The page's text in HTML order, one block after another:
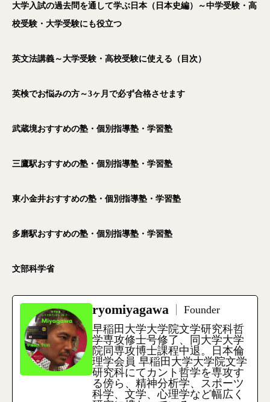
大学入試の過去問を通して学ぶ日本（日本史編）～中学受験・高
校受験・大学受験にも役立つ
英文法講義～大学受験・高校受験に使える（目次）
英検でお悩みの方～3ヶ月で必ず合格させます
武蔵境おすすめの塾・個別指導塾・学習塾
三鷹駅おすすめの塾・個別指導塾・学習塾
東小金井おすすめの塾・個別指導塾・学習塾
多磨駅おすすめの塾・個別指導塾・学習塾
文部科学省
ryomiyagawa
Founder
早稲田大学大学院文学研究科哲
学専攻修士号修了、同大学大学
院同専攻博士課程中退。日本倫
理学会員 早稲田大学大学院文学
研究科にてカント哲学を専攻す
る傍ら、精神分析学、スポーツ
科学、文学、心理学など幅広く